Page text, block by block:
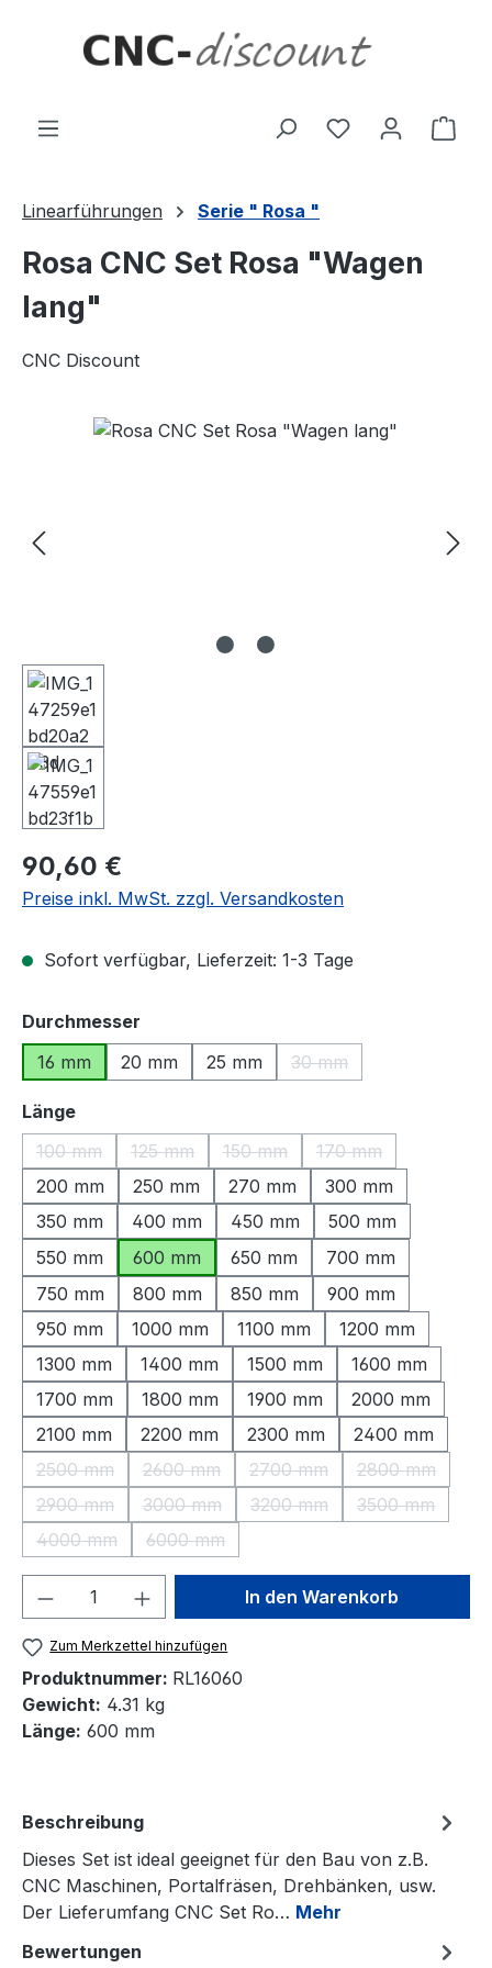
Linearführungen Serie " Rosa "
Rosa CNC Set Rosa "Wagen
lang"
CNC Discount
Bildergalerie überspringen
Regulärer Preis:
90,60 €
Preise inkl. MwSt. zzgl. Versandkosten
Sofort verfügbar, Lieferzeit: 1-3 Tage
Durchmesser
16 mm
20 mm 25 mm 30 mm
(Diese Option ist
Längeauswählen
100 mm
(Diese Option ist zurzeit nicht verfügbar.)
125 mm
(Diese Option ist zurzeit nicht verfügbar.)
150 mm
(Diese Option ist zurzeit nicht
170 mm
(Diese Option ist
200 mm 250 mm 270 mm
300 mm
350 mm
400 mm 450 mm
500 mm
550 mm
600 mm 650 mm
700 mm
750 mm
800 mm 850 mm
900 mm
950 mm
1000 mm 1100 mm
1200 mm
1300 mm
1400 mm 1500 mm
1600 mm
1700 mm
1800 mm 1900 mm
2000 mm
2100 mm
2200 mm 2300 mm
2400 mm
2500 mm
(Diese Option ist zurzeit nicht verfügbar.)
2600 mm
(Diese Option ist zurzeit nicht verfügbar.)
2700 mm
(Diese Option ist zurzeit
2800 mm
(Diese
2900 mm
(Diese Option ist zurzeit nicht verfügbar.)
3000 mm
(Diese Option ist zurzeit nicht verfügbar.)
3200 mm
(Diese Option ist zurzeit
3500 mm
(Diese
4000 mm
(Diese Option ist zurzeit nicht verfügbar.)
6000 mm
(Diese Option ist zurzeit nicht verfügbar.)
Produkt Anzahl: Gib denIn den Warenkorb
Zum Merkzettel hinzufügen
Produktnummer: RL16060
Gewicht: 4.31 kg
Länge: 600 mm
Beschreibung
Dieses Set ist ideal geeignet für den Bau von z.B.
CNC Maschinen, Portalfräsen, Drehbänken, usw.
Der Lieferumfang CNC Set Ro… Mehr
Bewertungen